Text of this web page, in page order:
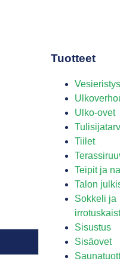
Tuotteet
Vesieristys
Ulko-ovet
Tiilet
Teipit ja
Talon
Sokkeli ja
Sisustus
Sisäovet